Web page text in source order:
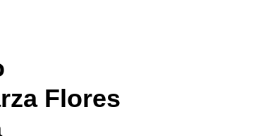
Flores